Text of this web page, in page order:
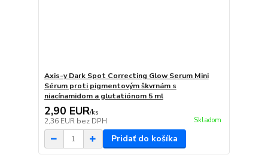
Axis-y Dark Spot Correcting Glow Serum Mini
Sérum proti pigmentovým škvrnám s
niacínamidom a glutatiónom 5 ml
2,90 EUR/ks
2,36 EUR bez DPH Skladom
Pridať do košíka